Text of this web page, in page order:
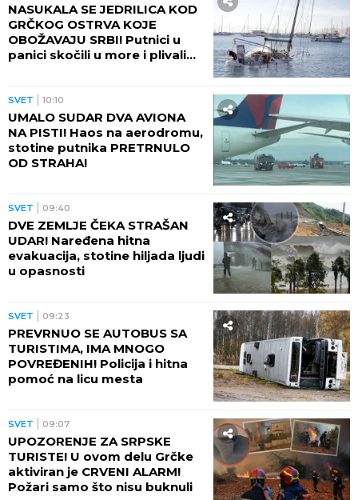
NASUKALA SE JEDRILICA KOD
GRČKOG OSTRVA KOJE
OBOŽAVAJU SRBI! Putnici u
panici skočili u more i plivali
SVET 10:10
UMALO SUDAR DVA AVIONA
NA PISTI! Haos na aerodromu,
stotine putnika PRETRNULO
OD STRAHA!
SVET 09:40
DVE ZEMLJE ČEKA STRAŠAN
UDAR! Naređena hitna
evakuacija, stotine hiljada ljudi
u opasnosti
SVET 09:23
PREVRNUO SE AUTOBUS SA
TURISTIMA, IMA MNOGO
POVREĐENIH! Policija i hitna
pomoć na licu mesta
SVET 09:07
UPOZORENJE ZA SRPSKE
TURISTE! U ovom delu Grčke
aktiviran je CRVENI ALARM!
Požari samo što nisu buknuli